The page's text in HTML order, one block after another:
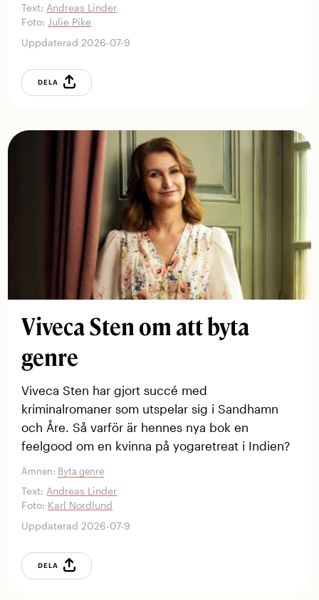
Text: Andreas Linder
Foto: Julie Pike
Uppdaterad 2026-07-9
DELA
Viveca Sten om att byta
genre
Viveca Sten har gjort succé med
kriminalromaner som utspelar sig i Sandhamn
och Åre. Så varför är hennes nya bok en
feelgood om en kvinna på yogaretreat i Indien?
Ämnen: Byta genre
Text: Andreas Linder
Foto: Karl Nordlund
Uppdaterad 2026-07-9
DELA